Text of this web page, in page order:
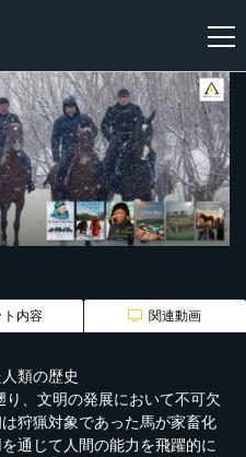
ト内容 関連動画
類の歴史
、文明の発展において不可欠
狩猟対象であった馬が家畜化
通じて人間の能力を飛躍的に